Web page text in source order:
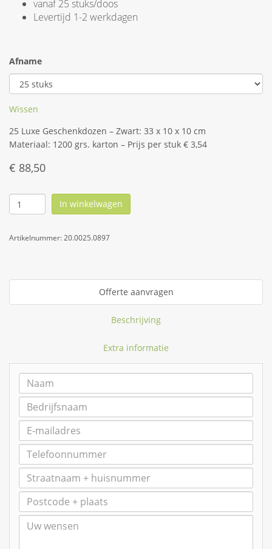
vanaf 25 stuks/doos
Levertijd 1-2 werkdagen
Afname
Wissen
25 Luxe Geschenkdozen – Zwart: 33 x 10 x 10 cm
Materiaal: 1200 grs. karton – Prijs per stuk € 3,54
€ 88,50
In winkelwagen
Artikelnummer:20.0025.0897
Offerte aanvragen
Beschrijving
Extra informatie